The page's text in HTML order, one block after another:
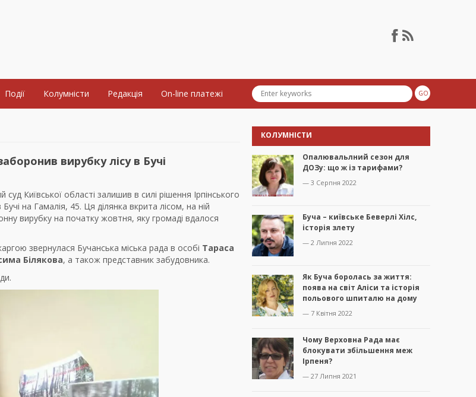
Події Колумністи Редакція On-line платежі
вирубку лісу в Бучі
суд Київської області залишив в силі рішення Ірпінського
на Гамалія, 45. Ця ділянка вкрита лісом, на ній
вирубку на початку жовтня, яку громаді вдалося
звернулася Бучанська міська рада в особі Тараса
Білякова, а також представник забудовника.
КОЛУМНІСТИ
Опалювальлний сезон для
ДОЗу: що ж із тарифами?
— 3 Серпня 2022
Буча – київське Беверлі Хілс,
історія злету
— 2 Липня 2022
Як Буча боролась за життя:
поява на світ Аліси та історія
польового шпиталю на дому
— 7 Квітня 2022
Чому Верховна Рада має
блокувати збільшення меж
Ірпеня?
— 27 Липня 2021